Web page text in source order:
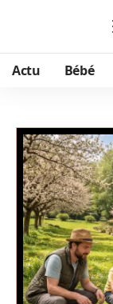
Actu Bébé